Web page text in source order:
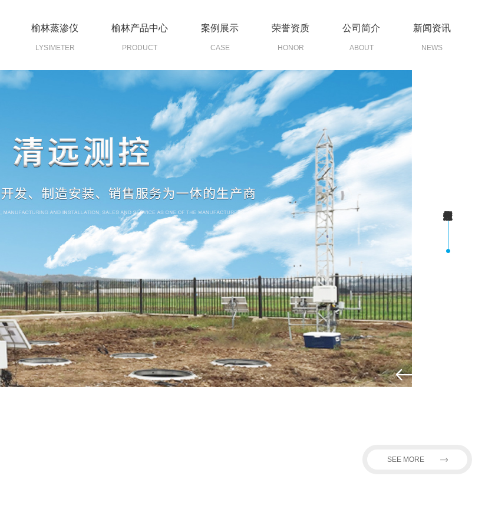
榆林蒸渗仪
LYSIMETER
榆林产品中心
PRODUCT
案例展示
CASE
荣誉资质
HONOR
公司简介
ABOUT
新闻资讯
NEWS
SEE MORE